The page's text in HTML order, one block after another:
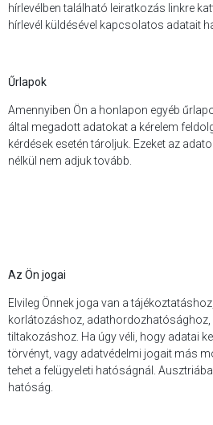
hírlevélben található leiratkozás linkre
hírlevél küldésével kapcsolatos adatait
Űrlapok
Amennyiben Ön a honlapon egyéb
által megadott adatokat a kérelem
kérdések esetén tároljuk. Ezeket az
nélkül nem adjuk tovább.
Az Ön jogai
Elvileg Önnek joga van a
korlátozáshoz,
tiltakozáshoz. Ha úgy véli, hogy adatai
törvényt, vagy adatvédelmi jogait más
tehet a felügyeleti hatóságnál.
hatóság.